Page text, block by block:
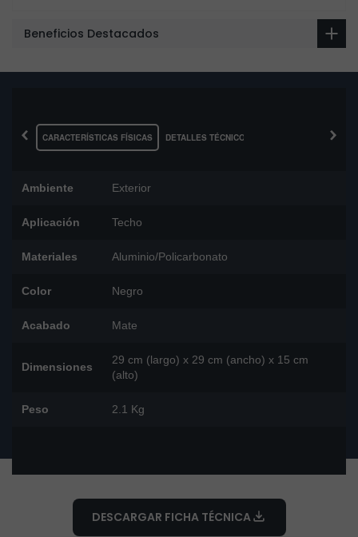
Beneficios Destacados
‹ CARACTERÍSTICAS FÍSICAS DETALLES TÉCNICOS ›
Ambiente Exterior
Aplicación Techo
Materiales Aluminio/Policarbonato
Color Negro
Acabado Mate
Dimensiones
29 cm (largo) x 29 cm (ancho) x 15 cm
(alto)
Peso 2.1 Kg
DESCARGAR FICHA TÉCNICA